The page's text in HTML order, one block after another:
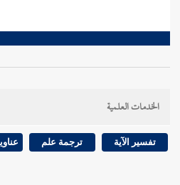
الخدمات العلمية
تفسير الآية ترجمة علم